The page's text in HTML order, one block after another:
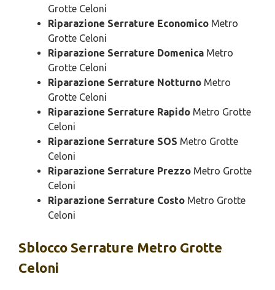
Grotte Celoni
Riparazione Serrature Economico Metro
Grotte Celoni
Riparazione Serrature Domenica Metro
Grotte Celoni
Riparazione Serrature Notturno Metro
Grotte Celoni
Riparazione Serrature Rapido Metro Grotte
Celoni
Riparazione Serrature SOS Metro Grotte
Celoni
Riparazione Serrature Prezzo Metro Grotte
Celoni
Riparazione Serrature Costo Metro Grotte
Celoni
Sblocco Serrature Metro Grotte
Celoni